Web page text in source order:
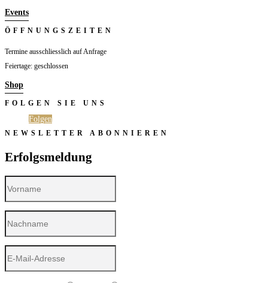
Events
ÖFFNUNGSZEITEN
Termine ausschliesslich auf Anfrage
Feiertage: geschlossen
Shop
FOLGEN SIE UNS
Folgen
NEWSLETTER ABONNIEREN
Erfolgsmeldung